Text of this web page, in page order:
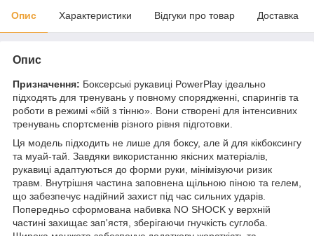
Опис Характеристики Відгуки про товар Доставка
Опис
Призначення: Боксерські рукавиці PowerPlay ідеально
підходять для тренувань у повному спорядженні, спарингів та
роботи в режимі «бій з тінню». Вони створені для інтенсивних
тренувань спортсменів різного рівня підготовки.
Ця модель підходить не лише для боксу, але й для кікбоксингу
та муай-тай. Завдяки використанню якісних матеріалів,
рукавиці адаптуються до форми руки, мінімізуючи ризик
травм. Внутрішня частина заповнена щільною піною та гелем,
що забезпечує надійний захист під час сильних ударів.
Попередньо сформована набивка NO SHOCK у верхній
частині захищає зап'ястя, зберігаючи гнучкість суглоба.